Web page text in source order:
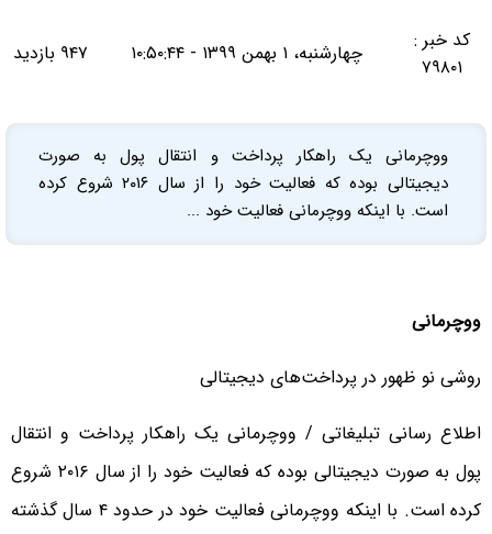
کد خبر :
۷۹۸۰۱
چهارشنبه، ۱ بهمن ۱۳۹۹ - ۱۰:۵۰:۴۴ ۹۴۷ بازدید
ووچرمانی یک راهکار پرداخت و انتقال پول به صورت
دیجیتالی بوده که فعالیت خود را از سال ۲۰۱۶ شروع کرده
است. با اینکه ووچرمانی فعالیت خود ...
ووچرمانی
روشی‌ نو ظهور در پرداخت‌های دیجیتالی
اطلاع رسانی تبلیغاتی / ووچرمانی یک راهکار پرداخت و انتقال
پول به صورت دیجیتالی بوده که فعالیت خود را از سال ۲۰۱۶ شروع
کرده است. با اینکه ووچرمانی فعالیت خود در حدود ۴ سال گذشته